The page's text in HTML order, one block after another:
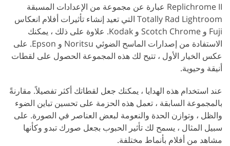
Replichrome II عبارة عن مجموعة من الإعدادات المسبقة
Totally Rad Lightroom التي تعيد إنشاء تأثيرات أفلام انعكاس
Fuji و Scotch Chrome و Kodak. علاوة على ذلك ، يمكنك
الاستفادة من إصدارات الماسح الضوئي Noritsu و Epson. على
عكس الخيار الأول ، تتيح لك هذه المجموعة الحصول على لقطات
أنيقة وحيوية.
عند استخدام هذه الهدايا ، يمكنك جعل لقطاتك أكثر تفصيلاً. مقارنةً
بالمجموعة السابقة ، تعمل هذه الحزمة على تحسين تباين الضوء
والظل ، وتوازن الحدة والنعومة لبعض العناصر في الصورة. على
سبيل المثال ، يسمح لك تأثير الحبوب بجعل صورك تبدو وكأنها
مشاهد من أفلام بأنماط مختلفة.